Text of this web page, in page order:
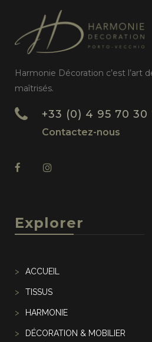
Harmonie Décoration c’est l’art
maîtrisés.
+33 (0) 4 95 70 30
Contactez-nous
Explorer
ACCUEIL
TISSUS
HARMONIE
DÉCORATION & MOBILIER